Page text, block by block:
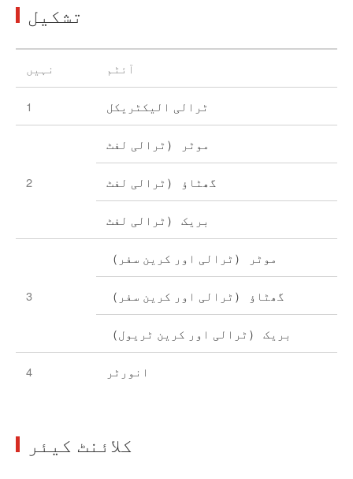
تشکیل
نہیں آئٹم
1 ٹرالی الیکٹریکل
2
موٹر （ٹرالی لفٹ
گھٹاؤ （ٹرالی لفٹ
بریک （ٹرالی لفٹ
3
موٹر （ٹرالی اور کرین سفر）
گھٹاؤ （ٹرالی اور کرین سفر）
بریک （ٹرالی اور کرین ٹریول）
4 انورٹر
کلائنٹ کیئر